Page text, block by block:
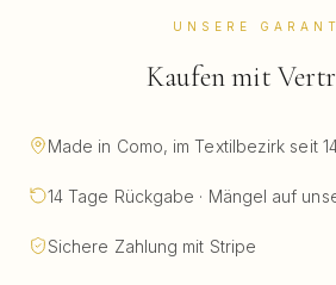
UNSERE
Kaufen mit
Made in Como, im Textilbezirk seit
14 Tage Rückgabe · Mängel auf
Sichere Zahlung mit Stripe